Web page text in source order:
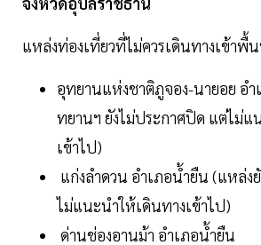
แหล่งท่องเที่ยวที่ไม่ควรเดินทางเข้า
อุทยานแห่งชาติภูจอง-นายอย อำ
ทยานฯ ยังไม่ประกาศปิด แต่ไม่แ
เข้าไป)
แก่งลำดวน อำเภอน้ำยืน (แหล่ง
ไม่แนะนำให้เดินทางเข้าไป)
ด่านช่องอานม้า อำเภอน้ำยืน